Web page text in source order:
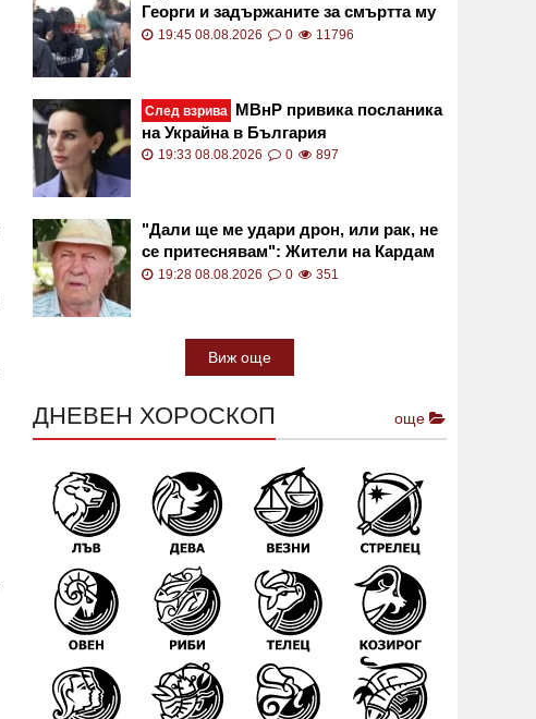
Георги и задържаните за смъртта му
19:45 08.08.2026 0 11796
След взрива МВнР привика посланика
на Украйна в България
19:33 08.08.2026 0 897
"Дали ще ме удари дрон, или рак, не
се притеснявам": Жители на Кардам
проговориха след инцидента
19:28 08.08.2026 0 351
Виж още
ДНЕВЕН ХОРОСКОП още